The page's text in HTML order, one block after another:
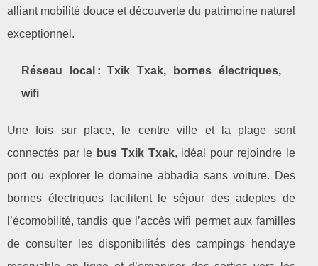
alliant mobilité douce et découverte du patrimoine naturel
exceptionnel.
Réseau local : Txik Txak, bornes électriques,
wifi
Une fois sur place, le centre ville et la plage sont
connectés par le bus Txik Txak, idéal pour rejoindre le
port ou explorer le domaine abbadia sans voiture. Des
bornes électriques facilitent le séjour des adeptes de
l’écomobilité, tandis que l’accès wifi permet aux familles
de consulter les disponibilités des campings hendaye